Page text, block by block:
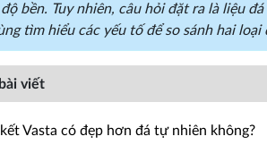
độ bền. Tuy nhiên, câu hỏi đặt ra là liệu
tìm hiểu các yếu tố để so sánh hai loại
viết
Vasta có đẹp hơn đá tự nhiên không?